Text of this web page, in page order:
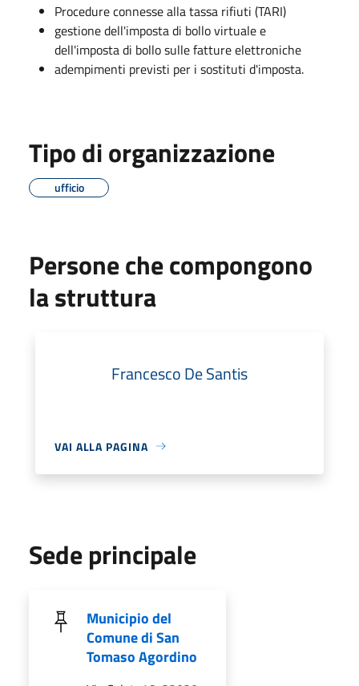
Procedure connesse alla tassa rifiuti (TARI)
gestione dell'imposta di bollo virtuale e
dell'imposta di bollo sulle fatture elettroniche
adempimenti previsti per i sostituti d'imposta.
Tipo di organizzazione
ufficio
Persone che compongono
la struttura
Francesco De Santis
VAI ALLA PAGINA
Sede principale
Municipio del
Comune di San
Tomaso Agordino